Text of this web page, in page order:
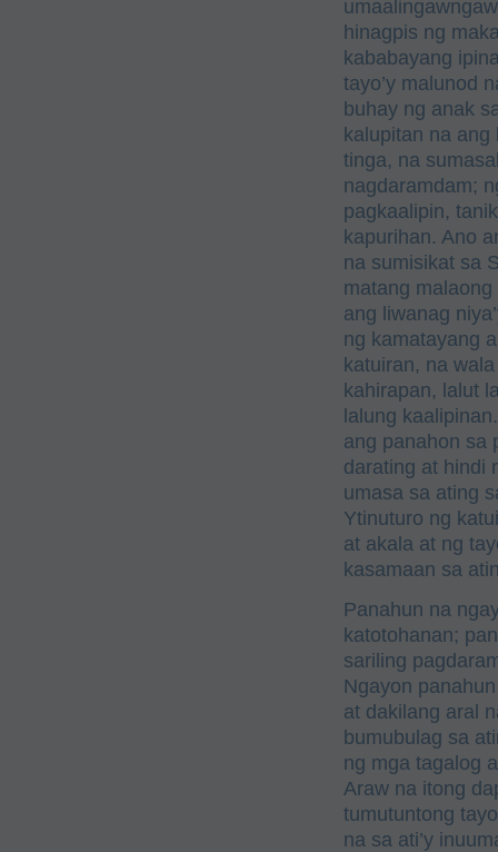
hinagpis ng
kababayang
tayo’y malunod
buhay ng anak
kalupitan na
tinga, na
nagdaramdam;
pagkaalipin,
kapurihan. Ano
na sumisikat sa
matang
ang liwanag
ng kamatayang
katuiran, na
kahirapan, lalut
lalung
ang panahon sa
darating at hindi
umasa sa ating
Ytinuturo ng
at akala at ng
kasamaan sa
Panahun na
katotohanan;
sariling
Ngayon
at dakilang aral
bumubulag sa
ng mga tagalog
Araw na itong
tumutuntong
na sa ati’y